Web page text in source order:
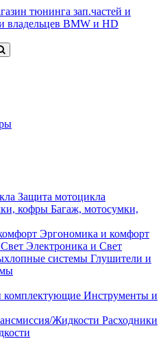
Защита мотоцикла
Багаж, мотосумки,
Эргономика и комфорт
Электроника и Свет
Глушители и
Инструменты и
Расходники